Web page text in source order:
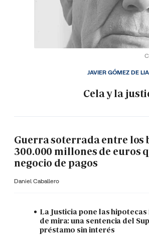
Cela y la
JAVIER GÓMEZ DE
Guerra soterrada entre los
300.000 millones de euros
negocio de pagos
Daniel Caballero
La Justicia pone las
de mira: una sentencia del
préstamo sin interés